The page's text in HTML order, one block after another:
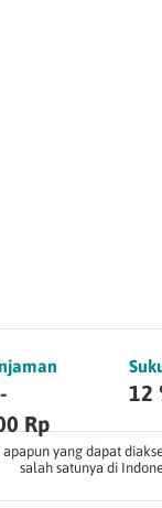
Rp
12
yang dapat
salah satunya di